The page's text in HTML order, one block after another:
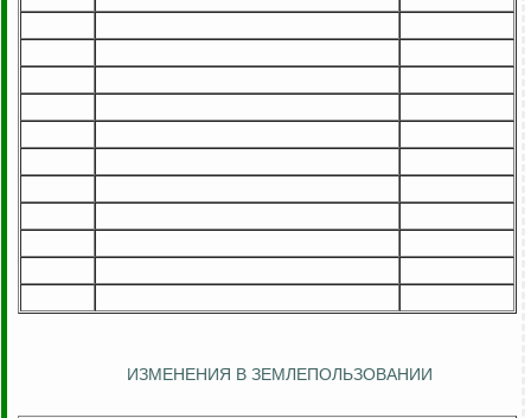
ИЗМЕНЕНИЯ В ЗЕМЛЕПОЛЬЗОВАНИИ